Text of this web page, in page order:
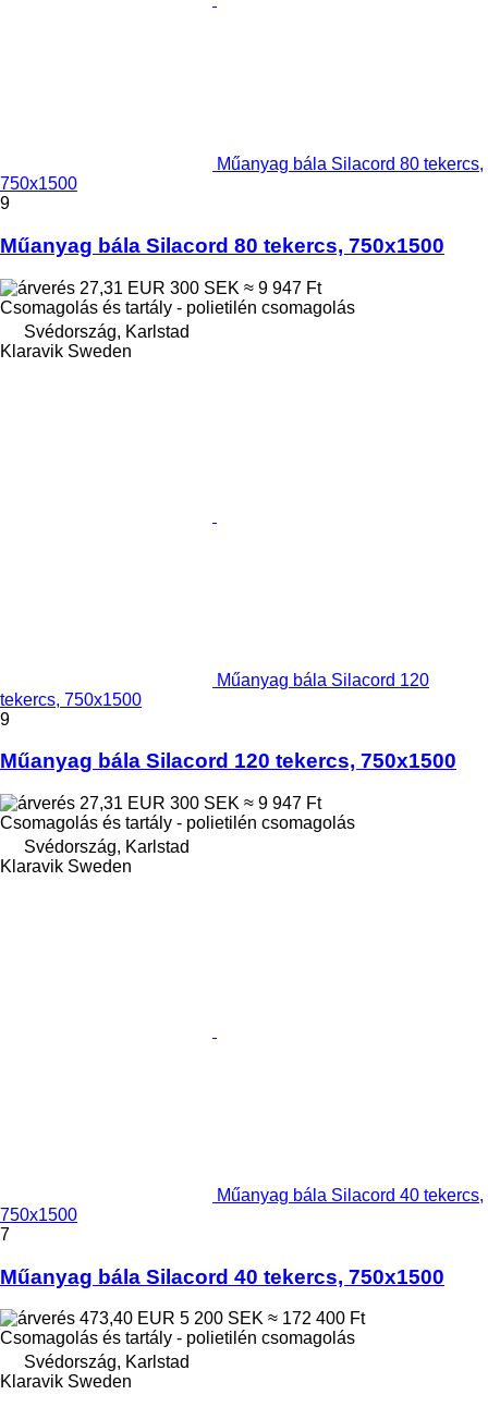
Műanyag bála Silacord 80 tekercs,
750x1500
9
Műanyag bála Silacord 80 tekercs, 750x1500
27,31 EUR 300 SEK ≈ 9 947 Ft
Csomagolás és tartály - polietilén csomagolás
Svédország, Karlstad
Klaravik Sweden
Műanyag bála Silacord 120
tekercs, 750x1500
9
Műanyag bála Silacord 120 tekercs, 750x1500
27,31 EUR 300 SEK ≈ 9 947 Ft
Csomagolás és tartály - polietilén csomagolás
Svédország, Karlstad
Klaravik Sweden
Műanyag bála Silacord 40 tekercs,
750x1500
7
Műanyag bála Silacord 40 tekercs, 750x1500
473,40 EUR 5 200 SEK ≈ 172 400 Ft
Csomagolás és tartály - polietilén csomagolás
Svédország, Karlstad
Klaravik Sweden